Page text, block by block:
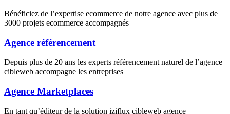
Bénéficiez de l’expertise ecommerce de notre agence avec plus de
3000 projets ecommerce accompagnés
Agence référencement
Depuis plus de 20 ans les experts référencement naturel de l’agence
cibleweb accompagne les entreprises
Agence Marketplaces
En tant qu’éditeur de la solution iziflux cibleweb agence